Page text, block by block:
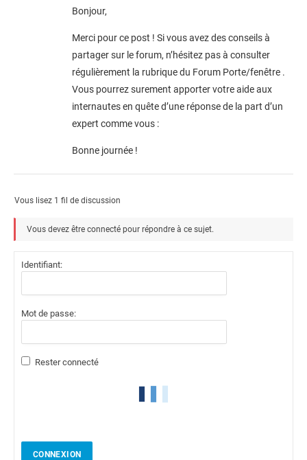
Bonjour,
Merci pour ce post ! Si vous avez des conseils à
partager sur le forum, n’hésitez pas à consulter
régulièrement la rubrique du Forum Porte/fenêtre .
Vous pourrez surement apporter votre aide aux
internautes en quête d’une réponse de la part d’un
expert comme vous :
Bonne journée !
Vous lisez 1 fil de discussion
Vous devez être connecté pour répondre à ce sujet.
Identifiant:
Mot de passe:
Rester connecté
CONNEXION